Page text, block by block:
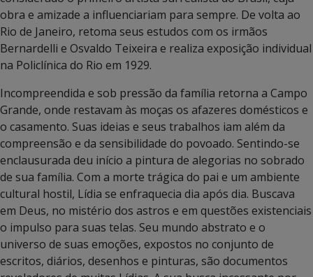
obra e amizade a influenciariam para sempre. De volta ao
Rio de Janeiro, retoma seus estudos com os irmãos
Bernardelli e Osvaldo Teixeira e realiza exposição individual
na Policlínica do Rio em 1929.
Incompreendida e sob pressão da família retorna a Campo
Grande, onde restavam às moças os afazeres domésticos e
o casamento. Suas ideias e seus trabalhos iam além da
compreensão e da sensibilidade do povoado. Sentindo-se
enclausurada deu início a pintura de alegorias no sobrado
de sua família. Com a morte trágica do pai e um ambiente
cultural hostil, Lídia se enfraquecia dia após dia. Buscava
em Deus, no mistério dos astros e em questões existenciais
o impulso para suas telas. Seu mundo abstrato e o
universo de suas emoções, expostos no conjunto de
escritos, diários, desenhos e pinturas, são documentos